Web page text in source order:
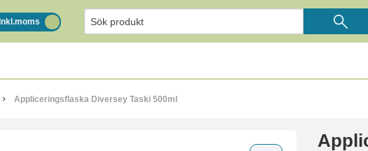
Inkl.moms
Appliceringsflaska Diversey Taski 500ml